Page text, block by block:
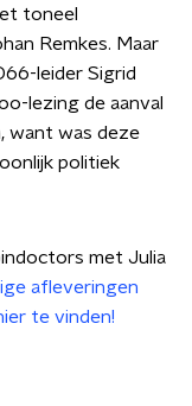
toneel
Remkes. Maar
leider Sigrid
lezing de aanval
want was deze
politiek
met Julia
afleveringen
te vinden!